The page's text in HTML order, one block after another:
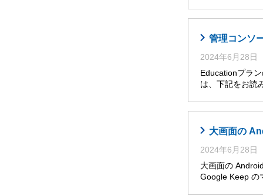
管理コンソ
2024年6月28日
Educationプラ
は、下記をお
大画面の
2024年6月28日
大画面の
Google Keep の